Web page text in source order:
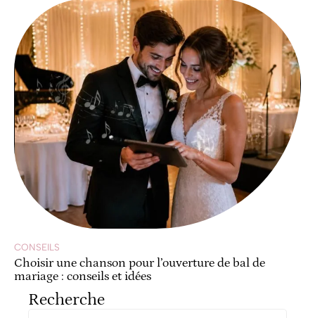
CONSEILS
Choisir une chanson pour l’ouverture de bal de
mariage : conseils et idées
Recherche